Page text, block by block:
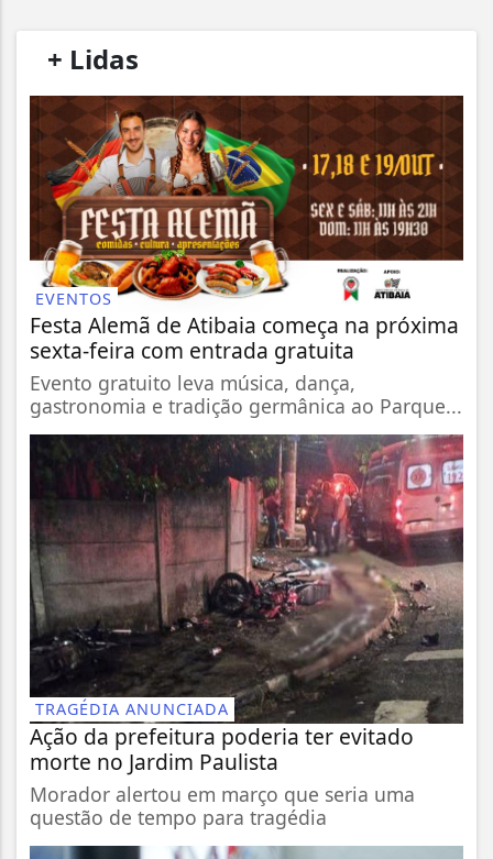
+ Lidas
EVENTOS
Festa Alemã de Atibaia começa na próxima
sexta-feira com entrada gratuita
Evento gratuito leva música, dança,
gastronomia e tradição germânica ao Parque...
TRAGÉDIA ANUNCIADA
Ação da prefeitura poderia ter evitado
morte no Jardim Paulista
Morador alertou em março que seria uma
questão de tempo para tragédia